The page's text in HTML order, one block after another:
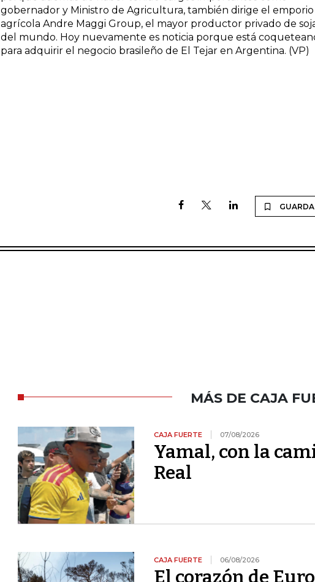
gobernador y Ministro de Agricultura, también dirige el emporio
agrícola Andre Maggi Group, el mayor productor privado de
del mundo. Hoy nuevamente es noticia porque está
para adquirir el negocio brasileño de El Tejar en Argentina. (VP)
MÁS DE CAJA
CAJA FUERTE 07/08/2026
Yamal, con la
Real
CAJA FUERTE 06/08/2026
El corazón de